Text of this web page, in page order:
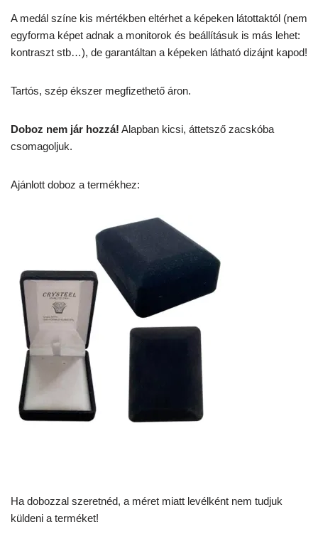
A medál színe kis mértékben eltérhet a képeken látottaktól (nem
egyforma képet adnak a monitorok és beállításuk is más lehet:
kontraszt stb…), de garantáltan a képeken látható dizájnt kapod!
Tartós, szép ékszer megfizethető áron.
Doboz nem jár hozzá! Alapban kicsi, áttetsző zacskóba
csomagoljuk.
Ajánlott doboz a termékhez:
Ha dobozzal szeretnéd, a méret miatt levélként nem tudjuk
küldeni a terméket!